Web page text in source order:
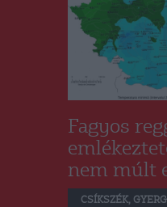
Fagyos
nem múlt
CSÍKSZÉK,